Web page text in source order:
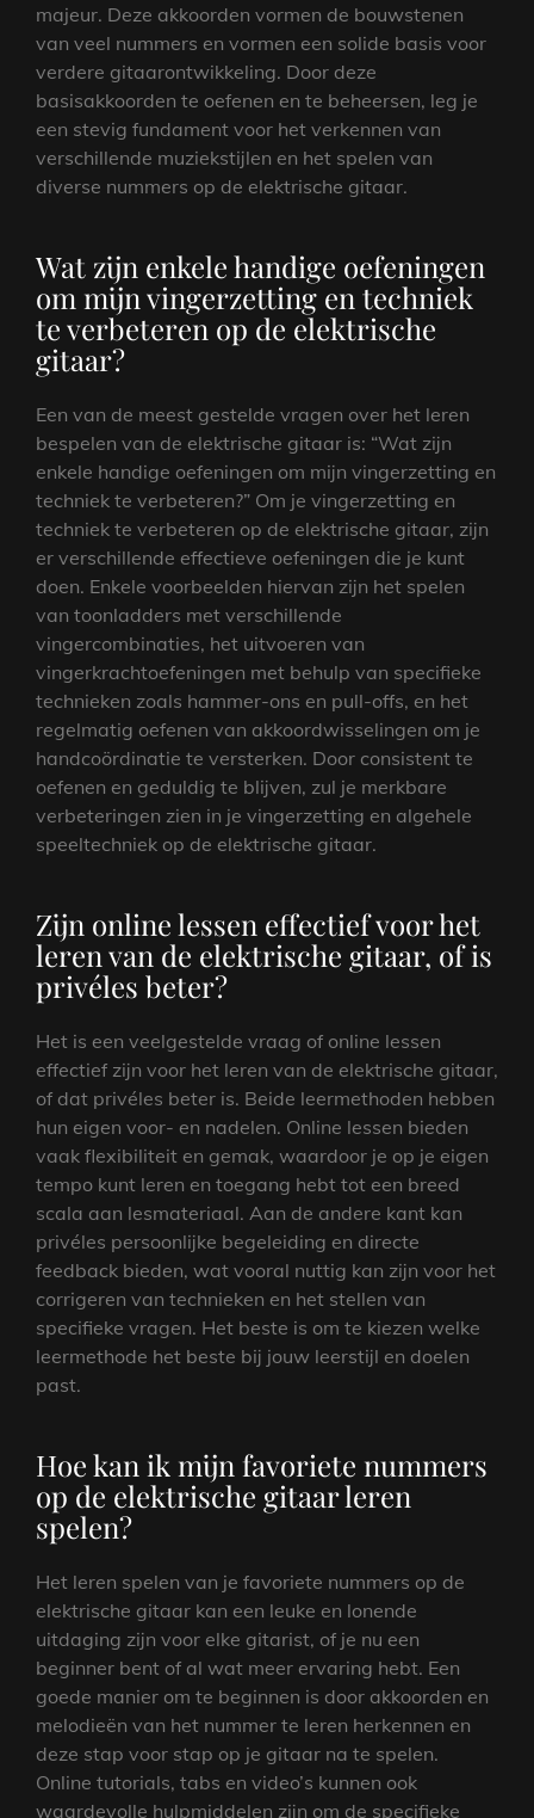
majeur. Deze akkoorden vormen de bouwstenen
van veel nummers en vormen een solide basis voor
verdere gitaarontwikkeling. Door deze
basisakkoorden te oefenen en te beheersen, leg je
een stevig fundament voor het verkennen van
verschillende muziekstijlen en het spelen van
diverse nummers op de elektrische gitaar.
Wat zijn enkele handige oefeningen
om mijn vingerzetting en techniek
te verbeteren op de elektrische
gitaar?
Een van de meest gestelde vragen over het leren
bespelen van de elektrische gitaar is: “Wat zijn
enkele handige oefeningen om mijn vingerzetting en
techniek te verbeteren?” Om je vingerzetting en
techniek te verbeteren op de elektrische gitaar, zijn
er verschillende effectieve oefeningen die je kunt
doen. Enkele voorbeelden hiervan zijn het spelen
van toonladders met verschillende
vingercombinaties, het uitvoeren van
vingerkrachtoefeningen met behulp van specifieke
technieken zoals hammer-ons en pull-offs, en het
regelmatig oefenen van akkoordwisselingen om je
handcoördinatie te versterken. Door consistent te
oefenen en geduldig te blijven, zul je merkbare
verbeteringen zien in je vingerzetting en algehele
speeltechniek op de elektrische gitaar.
Zijn online lessen effectief voor het
leren van de elektrische gitaar, of is
privéles beter?
Het is een veelgestelde vraag of online lessen
effectief zijn voor het leren van de elektrische gitaar,
of dat privéles beter is. Beide leermethoden hebben
hun eigen voor- en nadelen. Online lessen bieden
vaak flexibiliteit en gemak, waardoor je op je eigen
tempo kunt leren en toegang hebt tot een breed
scala aan lesmateriaal. Aan de andere kant kan
privéles persoonlijke begeleiding en directe
feedback bieden, wat vooral nuttig kan zijn voor het
corrigeren van technieken en het stellen van
specifieke vragen. Het beste is om te kiezen welke
leermethode het beste bij jouw leerstijl en doelen
past.
Hoe kan ik mijn favoriete nummers
op de elektrische gitaar leren
spelen?
Het leren spelen van je favoriete nummers op de
elektrische gitaar kan een leuke en lonende
uitdaging zijn voor elke gitarist, of je nu een
beginner bent of al wat meer ervaring hebt. Een
goede manier om te beginnen is door akkoorden en
melodieën van het nummer te leren herkennen en
deze stap voor stap op je gitaar na te spelen.
Online tutorials, tabs en video’s kunnen ook
waardevolle hulpmiddelen zijn om de specifieke